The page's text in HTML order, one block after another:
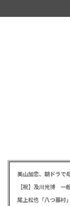
美山加恋、朝ドラで